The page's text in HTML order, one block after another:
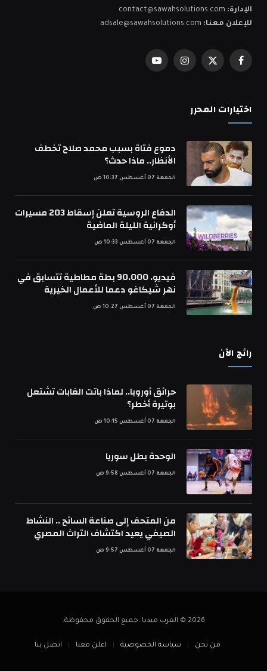
الإدارة: contact@sawahsolutions.com
للإعلان معنا: adsale@sawahsolutions.com
فيسبوكX
الانستغراميوتيوب
اختيارات المحرر
دموع فتاة بسبب محمد صلاح تخطف
الأنظار.. ماذا حدث؟
الجمعة 07 أغسطس 10:37 ص
الدفاع الروسية تعلن إسقاط 203 مسيرات
أوكرانية الليلة الماضية
الجمعة 07 أغسطس 10:33 ص
فيديو. 90.000 بطة مطاطية تتسابق في
نهر شيكاغو دعما للأعمال الخيرية
الجمعة 07 أغسطس 10:27 ص
رائج الآن
حرائق أوروبا.. لماذا باتت الغابات تشتعل
بوتيرة أخطر؟
الجمعة 07 أغسطس 10:15 ص
الوحدة بطل سوريا
الجمعة 07 أغسطس 9:58 ص
من المتحف إلى صناعة السائح .. النشاط
الصيفي يعيد اكتشاف التراث المصري
الجمعة 07 أغسطس 9:57 ص
2026 © العرب ميديا. جميع الحقوق محفوظة.
من نحن سياسة الخصوصية اعلن معنا اتصل بنا